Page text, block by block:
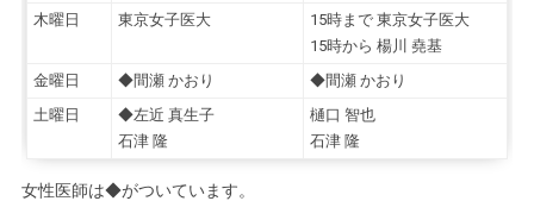
木曜日
東京女子医大
15時まで 東京女子医大
15時から 楊川 堯基
金曜日
◆間瀬 かおり
◆間瀬 かおり
土曜日
◆左近 真生子
石津 隆
樋口 智也
石津 隆
女性医師は◆がついています。